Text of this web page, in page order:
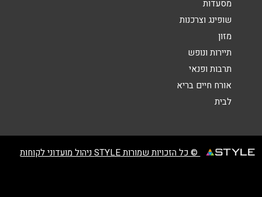
מסעדות
שופינג וצרכנות
מזון
תיירות ונופש
תרבות ופנאי
אורח חיים בריא
לבית
© כל הזכויות שמורות STYLE ניהול מועדוני לקוחות